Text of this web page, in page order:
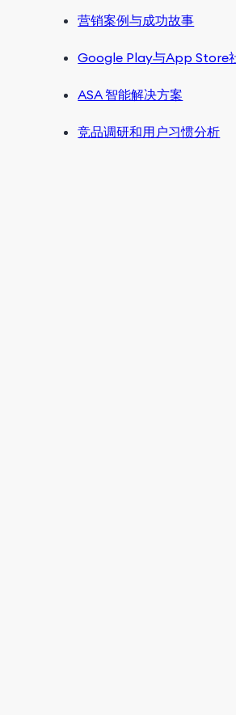
营销案例与成功故事
Google Play与App Store
ASA 智能解决方案
竞品调研和用户习惯分析